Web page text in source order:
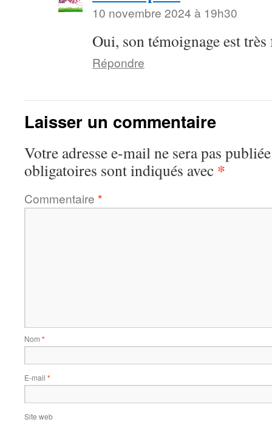
10 novembre 2024 à 19h30
Oui, son témoignage est
Répondre
Laisser un commentaire
Votre adresse e-mail ne sera pas
obligatoires sont indiqués avec *
Commentaire *
Nom *
E-mail *
Site web